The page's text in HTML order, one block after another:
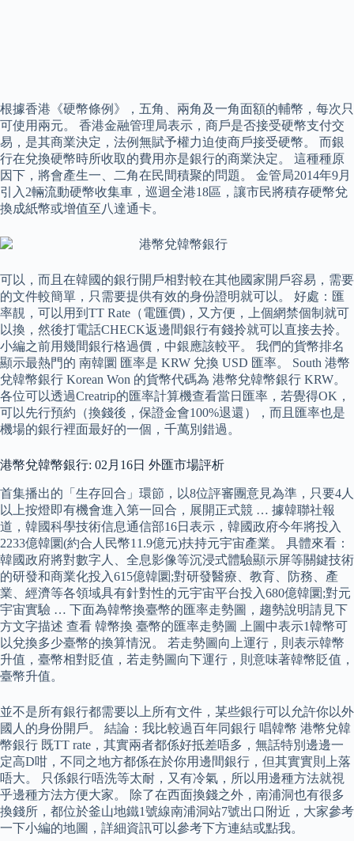
根據香港《硬幣條例》，五角、兩角及一角面額的輔幣，每次只
可使用兩元。 香港金融管理局表示，商戶是否接受硬幣支付交
易，是其商業決定，法例無賦予權力迫使商戶接受硬幣。 而銀
行在兌換硬幣時所收取的費用亦是銀行的商業決定。 這種種原
因下，將會產生一、二角在民間積聚的問題。 金管局2014年9月
引入2輛流動硬幣收集車，巡迴全港18區，讓市民將積存硬幣兌
換成紙幣或增值至八達通卡。
可以，而且在韓國的銀行開戶相對較在其他國家開戶容易，需要
的文件較簡單，只需要提供有效的身份證明就可以。 好處：匯
率靚，可以用到TT Rate（電匯價)，又方便，上個網禁個制就可
以換，然後打電話CHECK返邊間銀行有錢拎就可以直接去拎。
小編之前用幾間銀行格過價，中銀應該較平。 我們的貨幣排名
顯示最熱門的 南韓圜 匯率是 KRW 兌換 USD 匯率。 South 港幣
兌韓幣銀行 Korean Won 的貨幣代碼為 港幣兌韓幣銀行 KRW。
各位可以透過Creatrip的匯率計算機查看當日匯率，若覺得OK，
可以先行預約（換錢後，保證金會100%退還），而且匯率也是
機場的銀行裡面最好的一個，千萬別錯過。
港幣兌韓幣銀行: 02月16日 外匯市場評析
首集播出的「生存回合」環節，以8位評審團意見為準，只要4人
以上按燈即有機會進入第一回合，展開正式競 … 據韓聯社報
道，韓國科學技術信息通信部16日表示，韓國政府今年將投入
2233億韓圜(約合人民幣11.9億元)扶持元宇宙產業。 具體來看：
韓國政府將對數字人、全息影像等沉浸式體驗顯示屏等關鍵技術
的研發和商業化投入615億韓圜;對研發醫療、教育、防務、產
業、經濟等各領域具有針對性的元宇宙平台投入680億韓圜;對元
宇宙實驗 … 下面為韓幣換臺幣的匯率走勢圖，趨勢說明請見下
方文字描述 查看 韓幣換 臺幣的匯率走勢圖 上圖中表示1韓幣可
以兌換多少臺幣的換算情況。 若走勢圖向上運行，則表示韓幣
升值，臺幣相對貶值，若走勢圖向下運行，則意味著韓幣貶值，
臺幣升值。
並不是所有銀行都需要以上所有文件，某些銀行可以允許你以外
國人的身份開戶。 結論：我比較過百年同銀行 唱韓幣 港幣兌韓
幣銀行 既TT rate，其實兩者都係好抵差唔多，無話特別邊邊一
定高D咁，不同之地方都係在於你用邊間銀行，但其實實則上落
唔大。 只係銀行唔洗等太耐，又有冷氣，所以用邊種方法就視
乎邊種方法方便大家。 除了在西面換錢之外，南浦洞也有很多
換錢所，都位於釜山地鐵1號線南浦洞站7號出口附近，大家參考
一下小編的地圖，詳細資訊可以參考下方連結或點我。